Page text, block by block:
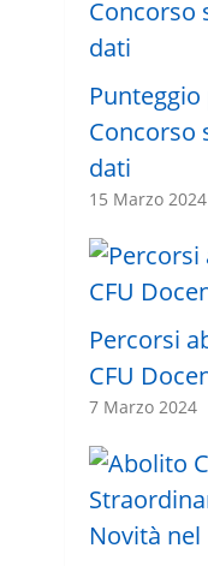
Concorso
dati
15 Marzo 2024
Percorsi
CFU
7 Marzo 2024